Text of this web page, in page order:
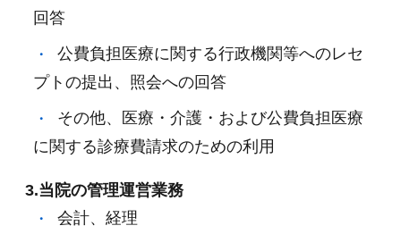
回答
公費負担医療に関する行政機関等へのレセ
プトの提出、照会への回答
その他、医療・介護・および公費負担医療
に関する診療費請求のための利用
3.当院の管理運営業務
会計、経理